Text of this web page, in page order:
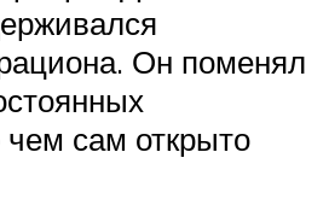
Он поменял
сам открыто